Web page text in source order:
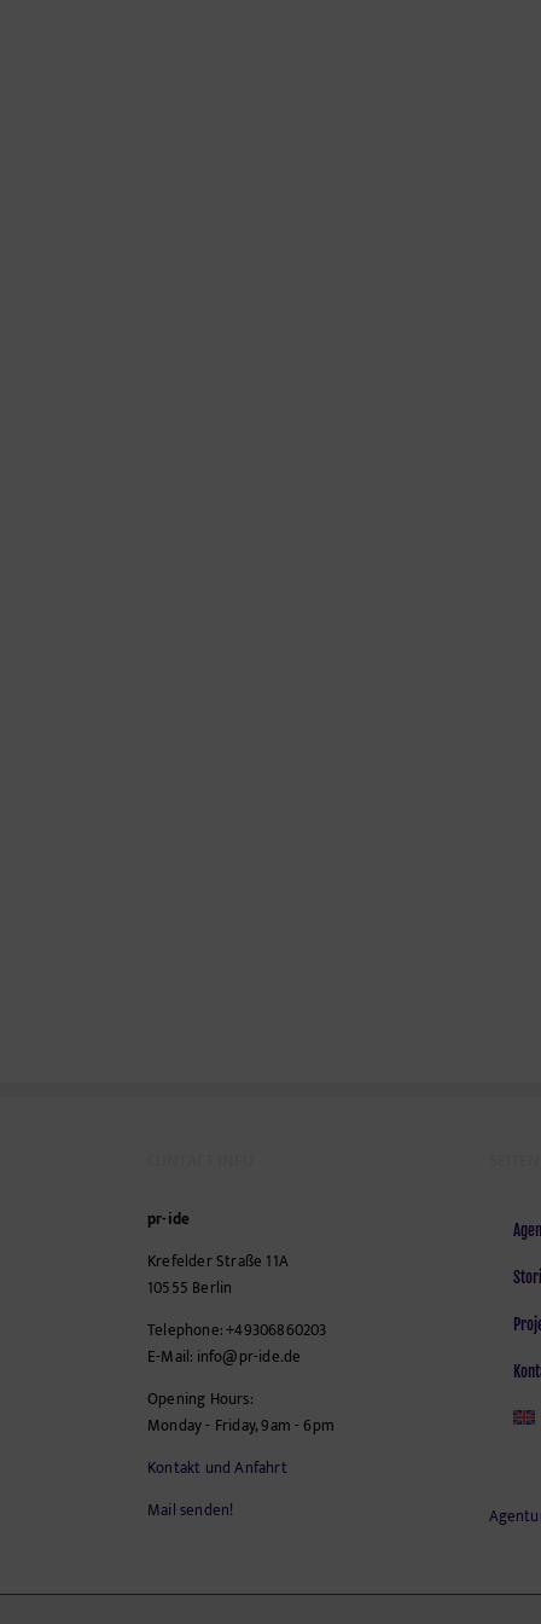
pr-ide
Krefelder Straße 11A
10555 Berlin
Telephone:+49306860203
E-Mail: info@pr-ide.de
Opening Hours:
Monday - Friday, 9am - 6pm
Kontakt und Anfahrt
Mail senden!